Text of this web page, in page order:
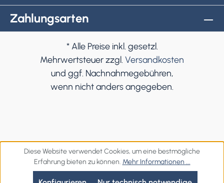
Zahlungsarten
* Alle Preise inkl. gesetzl.
Mehrwertsteuer zzgl. Versandkosten
und ggf. Nachnahmegebühren,
wenn nicht anders angegeben.
Diese Website verwendet Cookies, um eine bestmögliche
Erfahrung bieten zu können. Mehr Informationen ...